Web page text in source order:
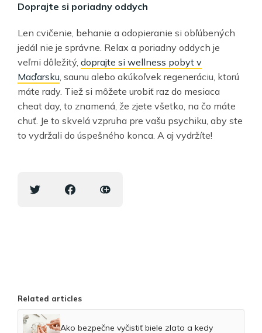
Doprajte si poriadny oddych
Len cvičenie, behanie a odopieranie si obľúbených
jedál nie je správne. Relax a poriadny oddych je
veľmi dôležitý, doprajte si wellness pobyt v
Maďarsku, saunu alebo akúkoľvek regeneráciu, ktorú
máte rady. Tiež si môžete urobiť raz do mesiaca
cheat day, to znamená, že zjete všetko, na čo máte
chuť. Je to skvelá vzpruha pre vašu psychiku, aby ste
to vydržali do úspešného konca. A aj vydržíte!
Related articles
Ako bezpečne vyčistiť biele zlato a kedy